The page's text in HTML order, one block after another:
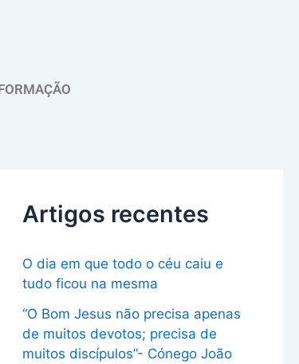
Artigos recentes
O dia em que todo o céu caiu e
tudo ficou na mesma
“O Bom Jesus não precisa apenas
de muitos devotos; precisa de
muitos discípulos”- Cónego João
u